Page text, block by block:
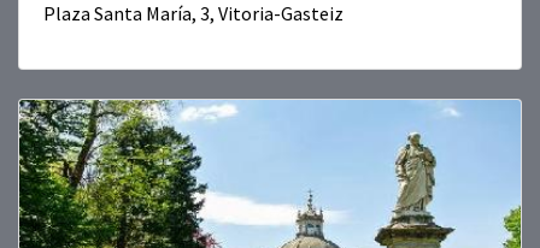
Plaza Santa María, 3, Vitoria-Gasteiz